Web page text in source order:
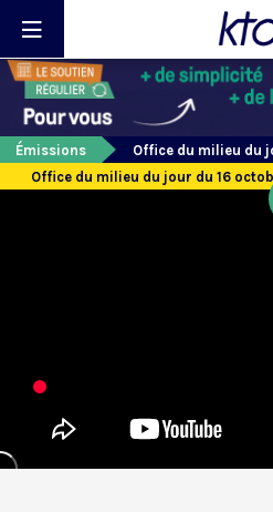
Émissions
Office du milieu du
Office du milieu du jour du 16